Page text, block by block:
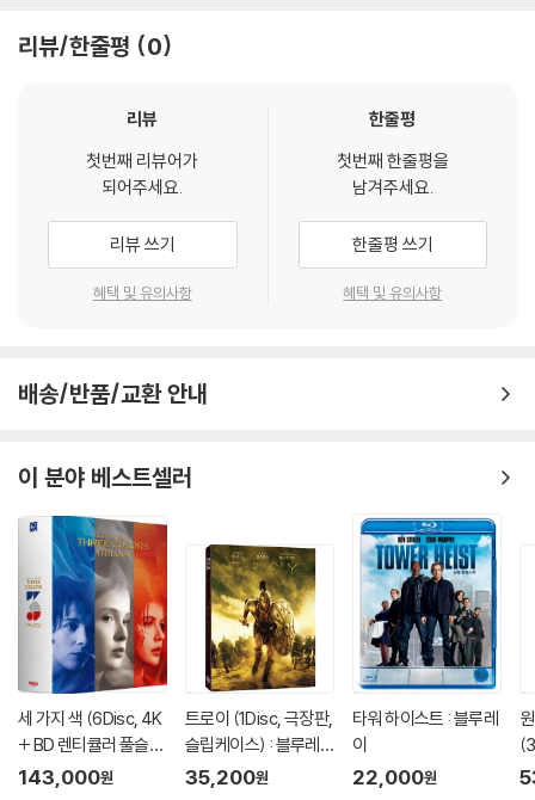
간절할수록 잡을 수 없었던 사랑과
“많은 시간이 흐른 뒤에야 새로 시작하는 기분이야.”
리뷰/한줄평 0
리뷰
첫번째 리뷰어가
되어주세요.
리뷰 쓰기
혜택 및 유의사항
한줄평
첫번째 한줄평을
남겨주세요.
한줄평 쓰기
혜택 및 유의사항
배송/반품/교환 안내
이 분야 베스트셀러
세 가지 색 (6Disc, 4K
+ BD 렌티큘러 풀슬립
트릴로지 박스 한정판)
143,000원
트로이 (1Disc, 극장판,
슬립케이스) : 블루레
이
35,200원
타워 하이스트 : 블루레
이
22,000원